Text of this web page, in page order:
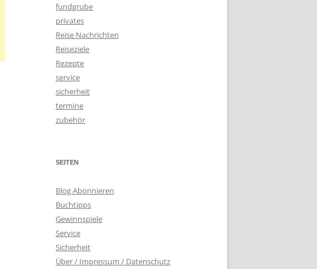
fundgrube
privates
Reise Nachrichten
Reiseziele
Rezepte
service
sicherheit
termine
zubehör
SEITEN
Blog Abonnieren
Buchtipps
Gewinnspiele
Service
Sicherheit
Über / Impressum / Datenschutz